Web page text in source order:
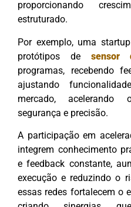
proporcionando
estruturado.
Por exemplo, uma
protótipos de sensor
programas, recebendo
ajustando
mercado, acelerando
segurança e precisão.
A participação em
integrem conhecimento
e feedback constante,
execução e reduzindo o
essas redes fortalecem o